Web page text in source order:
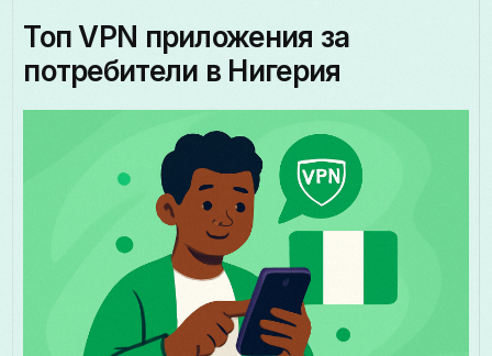
Топ VPN приложения за
потребители в Нигерия